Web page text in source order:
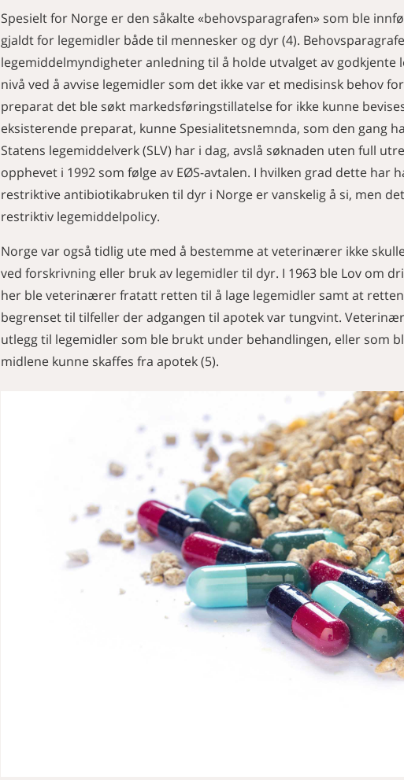
Spesielt for Norge er den såkalte «behovsparagrafen» som ble
gjaldt for legemidler både til mennesker og dyr (4).
legemiddelmyndigheter anledning til å holde utvalget av godkjente
nivå ved å avvise legemidler som det ikke var et medisinsk behov
preparat det ble søkt markedsføringstillatelse for ikke kunne
eksisterende preparat, kunne Spesialitetsnemnda, som den gang
Statens legemiddelverk (SLV) har i dag, avslå søknaden uten full
opphevet i 1992 som følge av EØS-avtalen. I hvilken grad dette har
restriktive antibiotikabruken til dyr i Norge er vanskelig å si, men
restriktiv legemiddelpolicy.
Norge var også tidlig ute med å bestemme at veterinærer ikke
ved forskrivning eller bruk av legemidler til dyr. I 1963 ble Lov om
her ble veterinærer fratatt retten til å lage legemidler samt at
begrenset til tilfeller der adgangen til apotek var tungvint.
utlegg til legemidler som ble brukt under behandlingen, eller som
midlene kunne skaffes fra apotek (5).